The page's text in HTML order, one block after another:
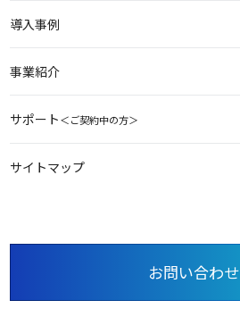
導入事例
事業紹介
サポート＜ご契約中の方＞
サイトマップ
お問い合わせ